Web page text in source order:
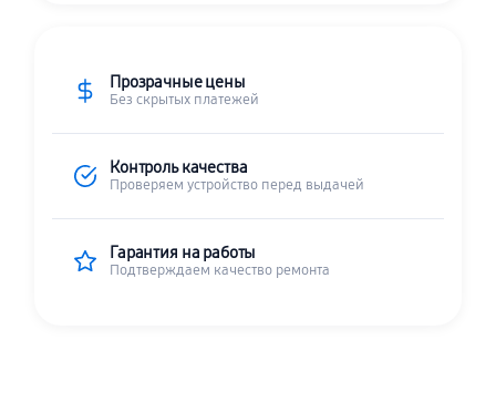
Прозрачные цены
Без скрытых платежей
Контроль качества
Проверяем устройство перед выдачей
Гарантия на работы
Подтверждаем качество ремонта